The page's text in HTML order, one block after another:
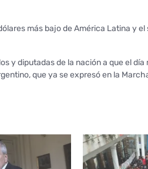
más bajo de América Latina y el
y diputadas de la nación a que el
que ya se expresó en la